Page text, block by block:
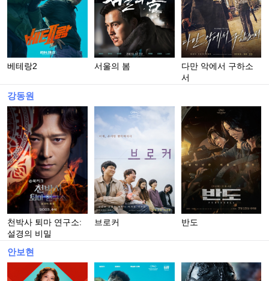
베테랑2 서울의 봄
다만 악에서 구하소
서
강동원
천박사 퇴마 연구소:
설경의 비밀
브로커 반도
안보현